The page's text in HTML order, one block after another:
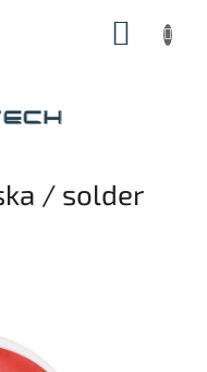
/ solder